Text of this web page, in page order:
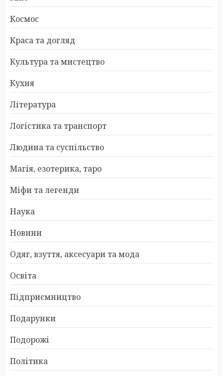
Космос
Краса та догляд
Культура та мистецтво
Кухня
Література
Логістика та транспорт
Людина та суспільство
Магія, езотерика, таро
Міфи та легенди
Наука
Новини
Одяг, взуття, аксесуари та мода
Освіта
Підприємництво
Подарунки
Подорожі
Політика